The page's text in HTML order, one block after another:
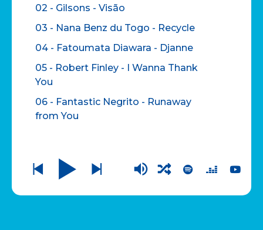
02 - Gilsons - Visão
03 - Nana Benz du Togo - Recycle
04 - Fatoumata Diawara - Djanne
05 - Robert Finley - I Wanna Thank
You
06 - Fantastic Negrito - Runaway
from You
- Speak To Me